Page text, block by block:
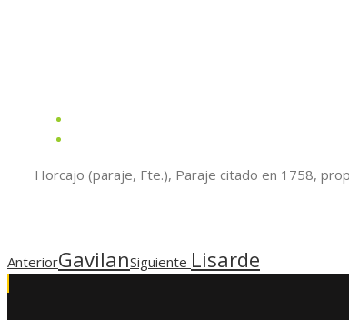
Horcajo (paraje, Fte.), Paraje citado en 1758,
AnteriorGavilanSiguiente Lisarde